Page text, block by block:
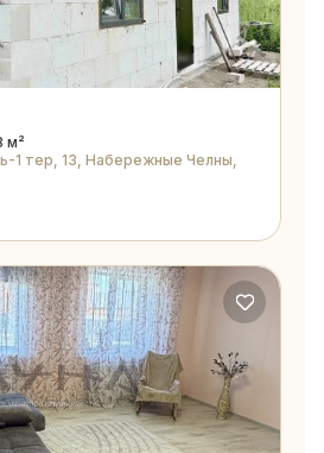
м²
1 тер, 13, Набережные Челны,